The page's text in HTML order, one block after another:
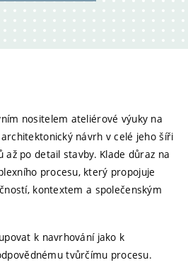
nositelem ateliérové výuky na
návrh v celé jeho šíři
až po detail stavby. Klade důraz na
procesu, který propojuje
kontextem a společenským
k navrhování jako k
tvůrčímu procesu.